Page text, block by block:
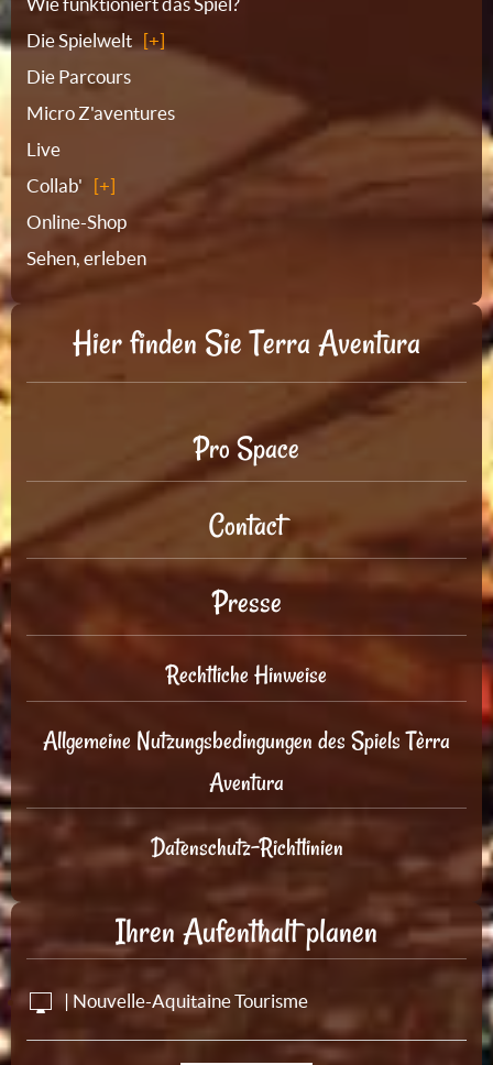
Sitemap
Die Spielwelt
Die Parcours
Micro Z'aventures
Live
Collab'
Online-Shop
Sehen, erleben
Hier finden Sie Terra Aventura
Pro Space
Contact
Presse
Rechtliche Hinweise
Allgemeine Nutzungsbedingungen des Spiels Tèrra
Aventura
Datenschutz-Richtlinien
Ihren Aufenthalt planen
| Nouvelle-Aquitaine Tourisme